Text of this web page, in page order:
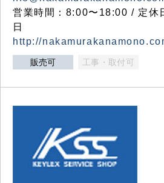
営業時間：8:00〜18:00 / 定休
日
http://
販売可 工事・取付可